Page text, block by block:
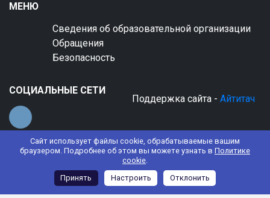
Сайт использует файлы cookie, обрабатываемые вашим
браузером. Подробнее об этом вы можете узнать в Политике
cookie.
Принять
Настроить Отклонить
МЕНЮ
Сведения об образовательной организации
Обращения
Безопасность
СОЦИАЛЬНЫЕ СЕТИ
Поддержка сайта - Айтитач
© 2022 АНО ДО "Планета детства "Лада"